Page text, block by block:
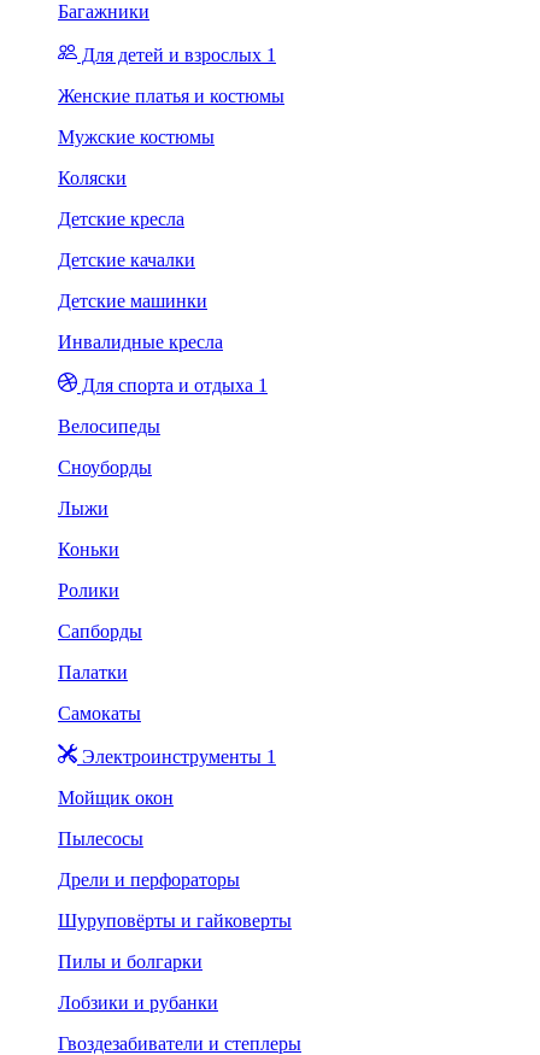
Багажники
Для детей и взрослых 1
Женские платья и костюмы
Мужские костюмы
Коляски
Детские кресла
Детские качалки
Детские машинки
Инвалидные кресла
Для спорта и отдыха 1
Велосипеды
Сноуборды
Лыжи
Коньки
Ролики
Сапборды
Палатки
Самокаты
Электроинструменты 1
Мойщик окон
Пылесосы
Дрели и перфораторы
Шуруповёрты и гайковерты
Пилы и болгарки
Лобзики и рубанки
Гвоздезабиватели и степлеры